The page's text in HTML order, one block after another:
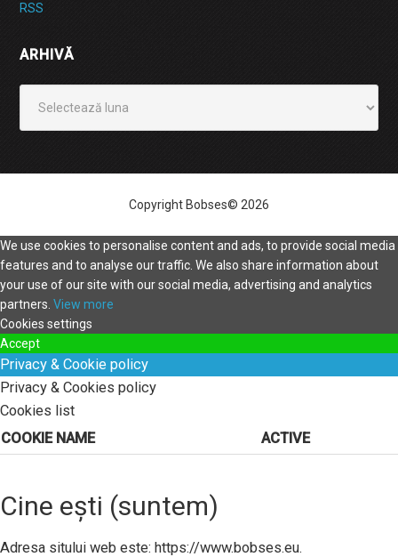
RSS
ARHIVĂ
Copyright Bobses© 2026
We use cookies to personalise content and ads, to provide social media
features and to analyse our traffic. We also share information about
your use of our site with our social media, advertising and analytics
partners. View more
Cookies settings
Accept
Privacy & Cookie policy
Privacy & Cookies policy
Cookies list
COOKIE NAME
ACTIVE
Cine ești (suntem)
Adresa sitului web este: https://www.bobses.eu.